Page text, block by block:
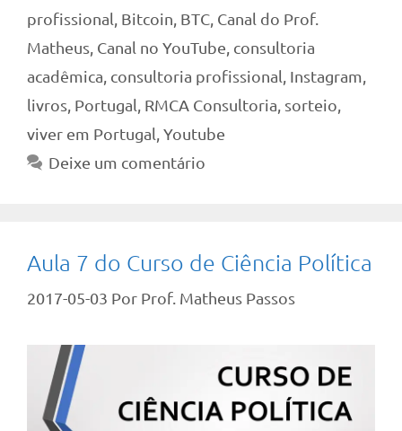
profissional Bitcoin BTC Canal do Prof.
Matheus Canal no YouTube consultoria
acadêmica consultoria profissional Instagram
livros Portugal RMCA Consultoria sorteio
viver em Portugal Youtube
Deixe um comentário
Aula 7 do Curso de Ciência Política
2017-05-03 Por Prof. Matheus Passos